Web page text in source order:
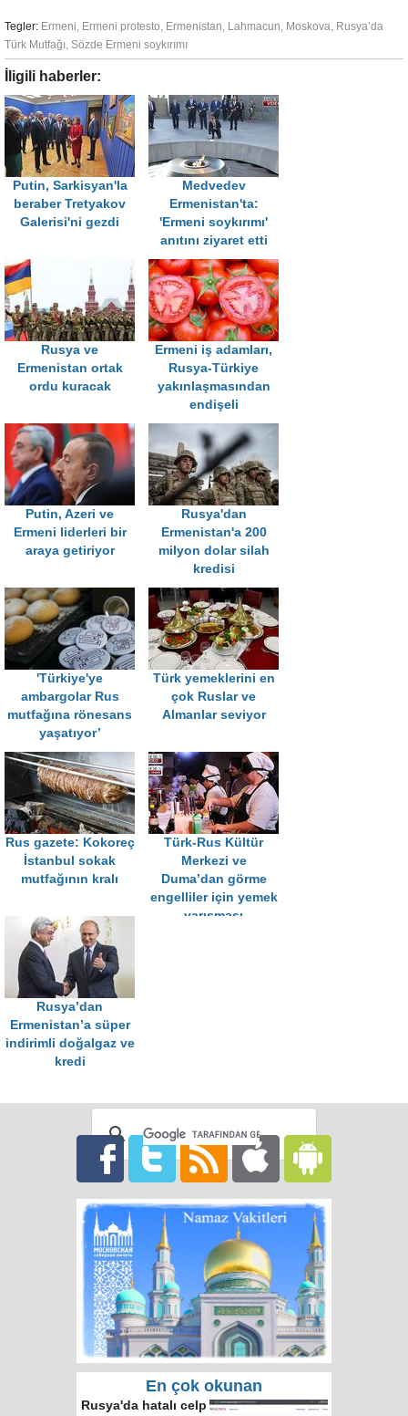
Tegler: Ermeni, Ermeni protesto, Ermenistan, Lahmacun, Moskova, Rusya’da
Türk Mutfağı, Sözde Ermeni soykırımı
İligili haberler:
Putin, Sarkisyan'la
beraber Tretyakov
Galerisi'ni gezdi
Medvedev
Ermenistan'ta:
'Ermeni soykırımı'
anıtını ziyaret etti
Rusya ve
Ermenistan ortak
ordu kuracak
Ermeni iş adamları,
Rusya-Türkiye
yakınlaşmasından
endişeli
Putin, Azeri ve
Ermeni liderleri bir
araya getiriyor
Rusya'dan
Ermenistan'a 200
milyon dolar silah
kredisi
'Türkiye'ye
ambargolar Rus
mutfağına rönesans
yaşatıyor’
Türk yemeklerini en
çok Ruslar ve
Almanlar seviyor
Rus gazete: Kokoreç
İstanbul sokak
mutfağının kralı
Türk-Rus Kültür
Merkezi ve
Duma’dan görme
engelliler için yemek
yarışması
Rusya’dan
Ermenistan’a süper
indirimli doğalgaz ve
kredi
En çok okunan
Rusya'da hatalı celp